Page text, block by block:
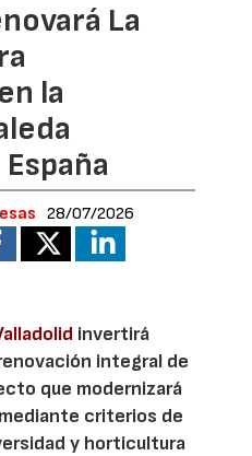
La
la
28/07/2026
invertirá
integral de
que modernizará
criterios de
y horticultura